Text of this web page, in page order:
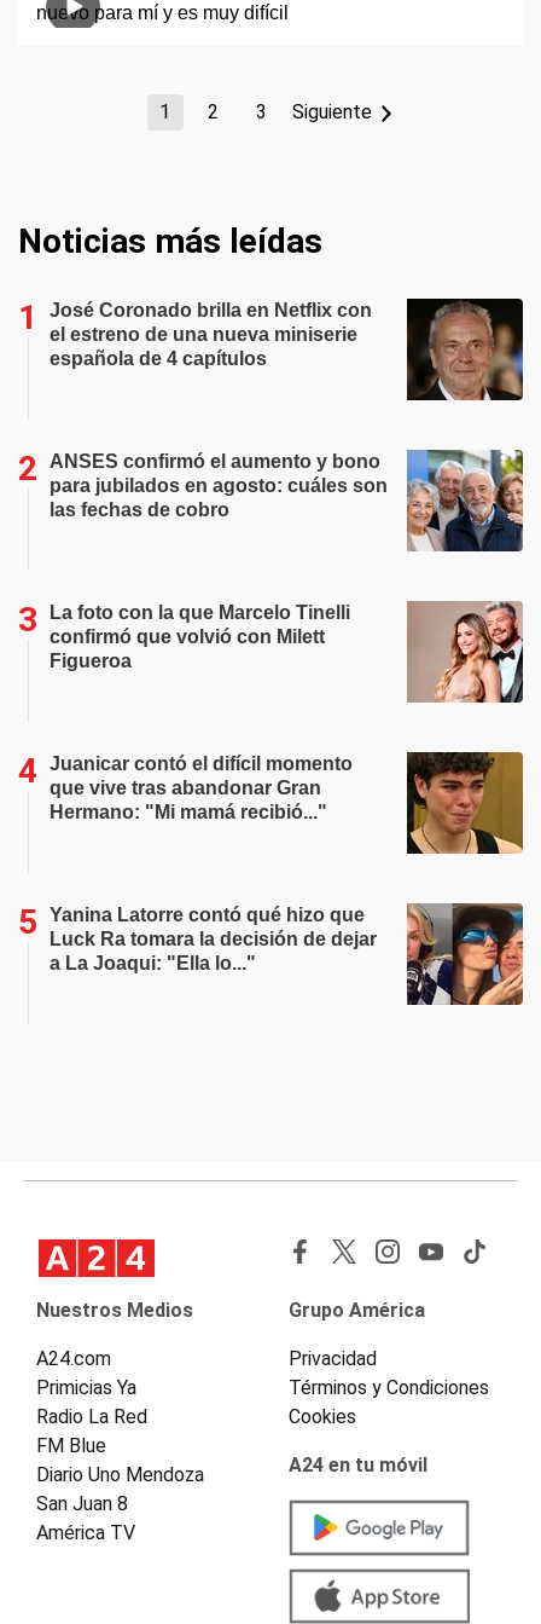
1 2 3 Siguiente
Noticias más leídas
José Coronado brilla en Netflix con
el estreno de una nueva miniserie
española de 4 capítulos
ANSES confirmó el aumento y bono
para jubilados en agosto: cuáles son
las fechas de cobro
La foto con la que Marcelo Tinelli
confirmó que volvió con Milett
Figueroa
Juanicar contó el difícil momento
que vive tras abandonar Gran
Hermano: "Mi mamá recibió..."
Yanina Latorre contó qué hizo que
Luck Ra tomara la decisión de dejar
a La Joaqui: "Ella lo..."
Nuestros Medios
A24.com
Primicias Ya
Radio La Red
FM Blue
Diario Uno Mendoza
San Juan 8
América TV
Grupo América
Privacidad
Términos y Condiciones
Cookies
A24 en tu móvil